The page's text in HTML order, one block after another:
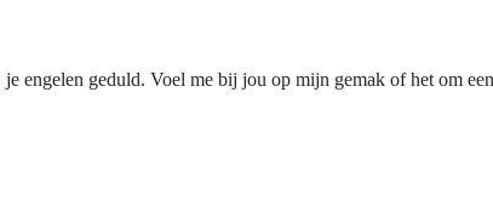
engelen geduld. Voel me bij jou op mijn gemak of het om